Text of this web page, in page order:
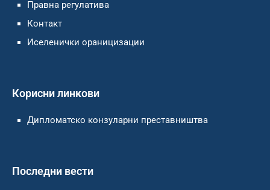
Правна регулатива
Контакт
Иселенички ораницизации
Корисни линкови
Дипломатско конзуларни преставништва
Последни вести